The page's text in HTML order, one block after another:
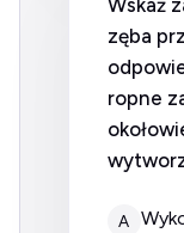
Wskaż
zęba
ropne
A
wykonanie znieczulenia